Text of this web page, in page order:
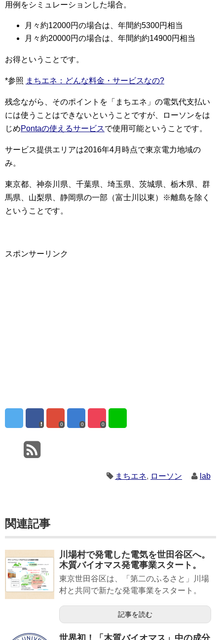
用例をシミュレーションした場合。
月々約12000円の場合は、年間約5300円相当
月々約20000円の場合は、年間約約14900円相当
お得ということです。
*参照 まちエネ：どんな料金・サービスなの?
残念ながら、そのポイントを「まちエネ」の電気代支払い
には使うことはできないということですが、ローソンをは
じめPontaの使えるサービスで使用可能ということです。
サービス提供エリアは2016年4月時点で東京電力地域の
み。
東京都、神奈川県、千葉県、埼玉県、茨城県、栃木県、群
馬県、山梨県、静岡県の一部（富士川以東）※離島を除く
ということです。
スポンサーリンク
0 0 0
まちエネ, ローソン lab
関連記事
川場村で発電した電気を世田谷区へ。
木質バイオマス発電事業スタート。
東京世田谷区は、「第二のふるさと」川場
村と共同で新たな発電事業をスタート。
記事を読む